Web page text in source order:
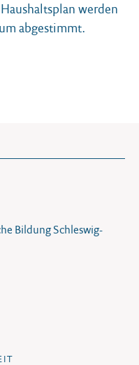
werden
abgestimmt.
Bildung Schleswig-